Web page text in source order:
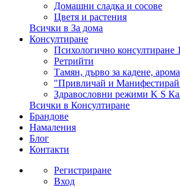
Домашни сладка и сосове
Цветя и растения
Всички в За дома
Консултиране
Психологично консултиране
Ретрийти
Тамян, дърво за кадене,
"Привличай и
Здравословни режими K S
Всички в Консултиране
Брандове
Намаления
Блог
Контакти
Регистриране
Вход